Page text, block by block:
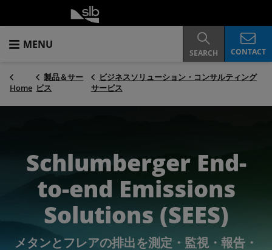
MENU
SEARCH CONTACT
Home
製品＆サー
ビス
ビジネスソリューション・コンサルティング
サービス
Schlumberger End-
to-end Emissions
Solutions (SEES)
メタンとフレアの排出を測定・監視・報告・